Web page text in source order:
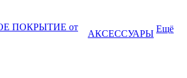
ПОКРЫТИЕ от
АКСЕССУАРЫ Ещё